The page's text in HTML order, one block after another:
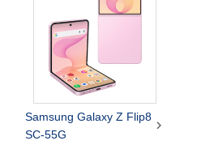
Samsung Galaxy Z Flip8
SC-55G
